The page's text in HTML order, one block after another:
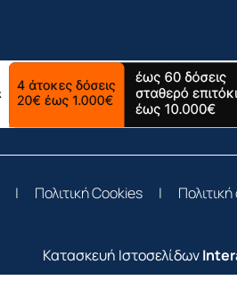
| Πολιτική Cookies |
Κατασκευή Ιστοσελίδων